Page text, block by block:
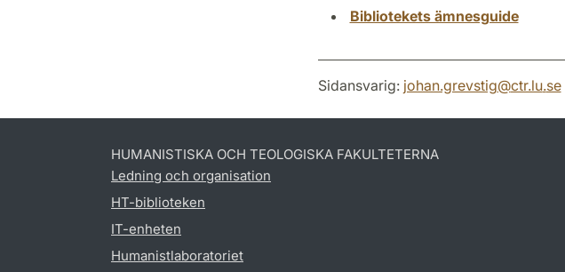
Bibliotekets ämnesguide
Sidansvarig: johan.grevstig@ctr.lu.se
HUMANISTISKA OCH TEOLOGISKA FAKULTETERNA
Ledning och organisation
HT-biblioteken
IT-enheten
Humanistlaboratoriet